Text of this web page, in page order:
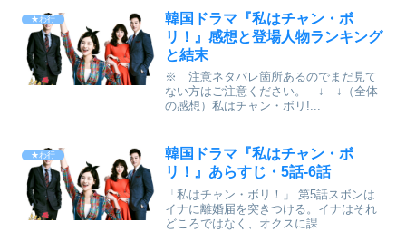
★わ行
韓国ドラマ『私はチャン・ボ
リ！』感想と登場人物ランキング
と結末
※ 注意ネタバレ箇所あるのでまだ見て
ない方はご注意ください。 ↓ ↓（全体
の感想）私はチャン・ボリ!...
★わ行
韓国ドラマ『私はチャン・ボ
リ！』あらすじ・5話-6話
「私はチャン・ボリ！」 第5話スボンは
イナに離婚届を突きつける。イナはそれ
どころではなく、オクスに課...